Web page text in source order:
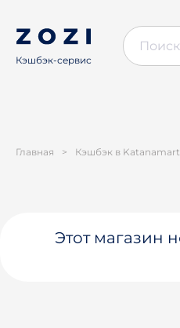
Кэшбэк-сервис
Главная > Кэшбэк в Katanamart
Этот магазин